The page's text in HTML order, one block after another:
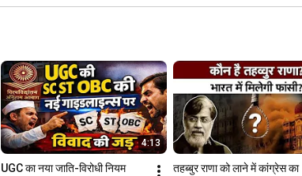
4:13
UGC का नया जाति-विरोधी नियम
तहब्बुर राणा को लाने में कांग्रेस का